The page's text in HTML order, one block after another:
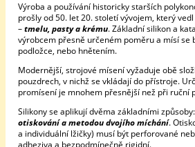
Výroba a používání historicky starších
prošly od 50. let 20. století vývojem, který
–tmelu, pasty a krému. Základní silikon a
výrobcem přesně určeném poměru a mísí se
podložce, nebo hnětením.
Modernější, strojové mísení vyžaduje obě
pouzdrech, v nichž se vkládají do přístroje.
promísení je mnohem přesnější než při ruční
Silikony se aplikují dvěma základními způsoby:
otiskování a metodou dvojího míchání.
a individuální lžičky) musí být perforované
adheziva a bezpodmínečně rigidní.